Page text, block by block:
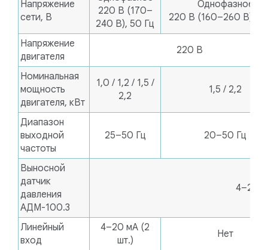
Напряжение
сети, В
220 В (170–
240 В), 50 Гц
Однофазное
220 В (160–260 В),
Напряжение
двигателя
220 В
Номинальная
мощность
двигателя, кВт
1,0 / 1,2 / 1,5 /
2,2
1,5 / 2,2
Диапазон
выходной
частоты
25–50 Гц 20–50 Гц
Выносной
датчик
давления
АДМ-100.3
4–20
Линейный
вход
4–20 мА (2
шт.)
Нет